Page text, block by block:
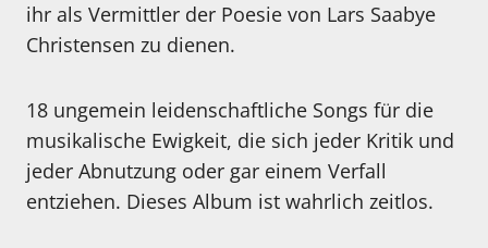
ihr als Vermittler der Poesie von Lars Saabye
Christensen zu dienen.
18 ungemein leidenschaftliche Songs für die
musikalische Ewigkeit, die sich jeder Kritik und
jeder Abnutzung oder gar einem Verfall
entziehen. Dieses Album ist wahrlich zeitlos.